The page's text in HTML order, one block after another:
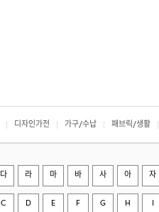
디자인가전 가구/수납 패브릭/생활
다 라 마 바 사 아 자
C D E F G H